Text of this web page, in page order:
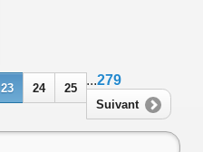
23 24 25
...279
Suivant